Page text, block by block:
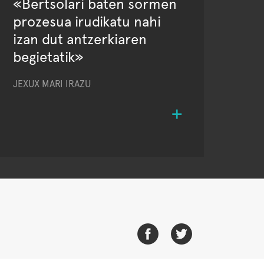
«Bertsolari baten sormen
prozesua irudikatu nahi
izan dut antzerkiaren
begietatik»
JEXUX MARI IRAZU